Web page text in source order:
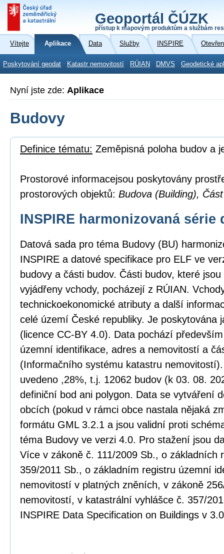
Geoportál ČÚZK
přístup k mapovým produktům a službám
Vítejte Aplikace Data Služby INSPIRE
Poskytování geodat Katastr nemovitostí RÚIAN DMVS Geodetické
Nyní jste zde: Aplikace
Budovy
Definice tématu: Zeměpisná poloha budov a
Prostorové informacejsou poskytovány
prostorových objektů: Budova (Building),
INSPIRE harmonizovaná série
Datová sada pro téma Budovy (BU)
INSPIRE a datové specifikace pro ELF ve
budovy a části budov. Části budov, které
vyjádřeny vchody, pocházejí z RÚIAN.
technickoekonomické atributy a další
celé území České republiky. Je poskytována
(licence CC-BY 4.0). Data pochází
územní identifikace, adres a nemovitostí a
(Informačního systému katastru
uvedeno ,28%, t.j. 12062 budov (k 03. 08.
definiční bod ani polygon. Data se vytváření
obcích (pokud v rámci obce nastala nějaká
formátu GML 3.2.1 a jsou validní proti
téma Budovy ve verzi 4.0. Pro stažení jsou
Více v zákoně č. 111/2009 Sb., o základních
359/2011 Sb., o základním registru územní
nemovitostí v platných zněních, v zákoně
nemovitostí, v katastrální vyhlášce č. 357/
INSPIRE Data Specification on Buildings v